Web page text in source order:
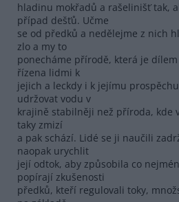
hladinu mokřadů a rašelinišť tak,
případ dešťů. Učme
se od předků a nedělejme z nich
zlo a my to
ponecháme přírodě, která je
řízena lidmi k
jejich a leckdy i k jejímu
udržovat vodu v
krajině stabilněji než příroda, kde
taky zmizí
a pak schází. Lidé se ji naučili
naopak urychlit
její odtok, aby způsobila co
popírají zkušenosti
předků, kteří regulovali toky,